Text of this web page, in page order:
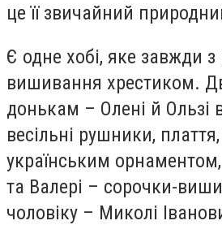
це її звичайний
Є одне хобі, яке завжди
вишивання хрестиком.
донькам – Олені й Ользі
весільні рушники,
українським
та Валері – сорочки-
чоловіку – Миколі